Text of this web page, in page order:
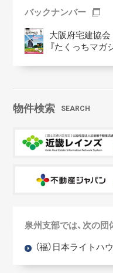
バックナンバー
大阪府宅建協
『たくっちマガ
物件検索 SEARCH
泉州支部では、次の
（福）日本ライトハ